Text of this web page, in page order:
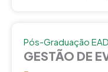
Pós-Graduação EAD
GESTÃO DE